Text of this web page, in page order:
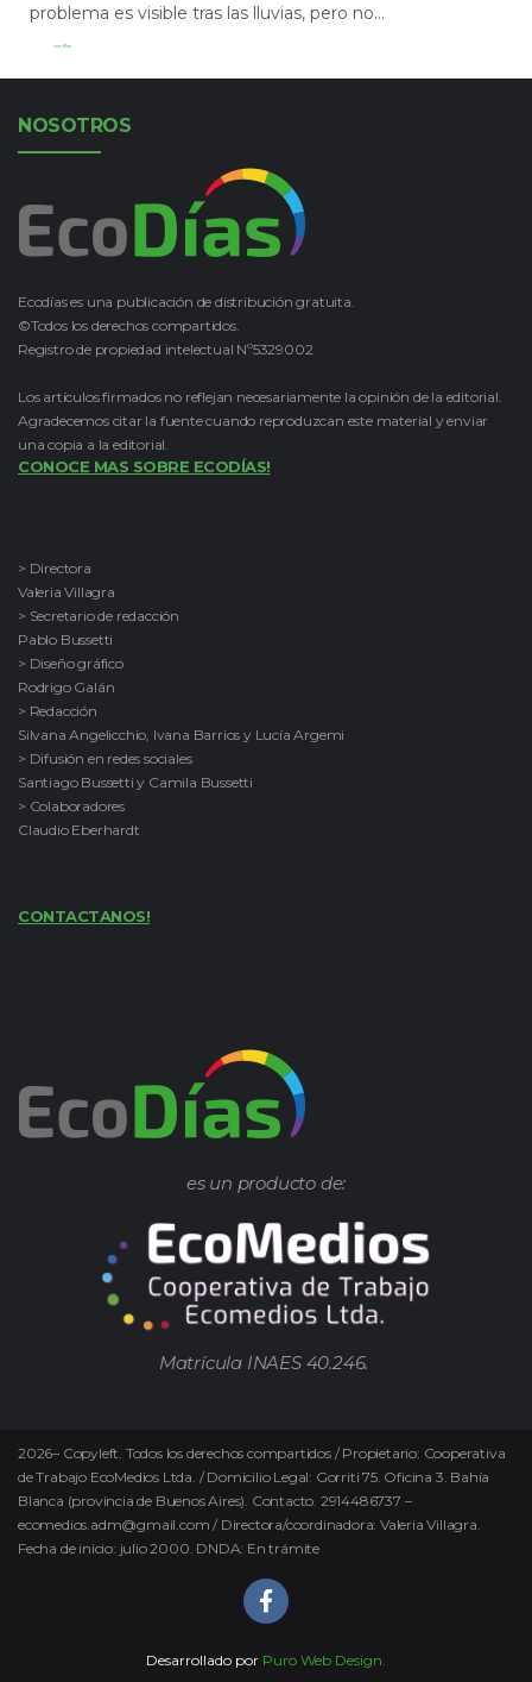
problema es visible tras las lluvias, pero no...
Leer Más
NOSOTROS
Ecodías es una publicación de distribución gratuita.
©Todos los derechos compartidos.
Registro de propiedad intelectual Nº5329002
Los artículos firmados no reflejan necesariamente la opinión de la editorial.
Agradecemos citar la fuente cuando reproduzcan este material y enviar
una copia a la editorial.
CONOCE MAS SOBRE ECODÍAS!
> Directora
Valeria Villagra
> Secretario de redacción
Pablo Bussetti
> Diseño gráfico
Rodrigo Galán
> Redacción
Silvana Angelicchio, Ivana Barrios y Lucía Argemi
> Difusión en redes sociales
Santiago Bussetti y Camila Bussetti
> Colaboradores
Claudio Eberhardt
CONTACTANOS!
es un producto de:
Matrícula INAES 40.246.
2026– Copyleft. Todos los derechos compartidos / Propietario: Cooperativa
de Trabajo EcoMedios Ltda. / Domicilio Legal: Gorriti 75. Oficina 3. Bahía
Blanca (provincia de Buenos Aires). Contacto. 2914486737 –
ecomedios.adm@gmail.com / Directora/coordinadora: Valeria Villagra.
Fecha de inicio: julio 2000. DNDA: En trámite
Desarrollado por Puro Web Design.